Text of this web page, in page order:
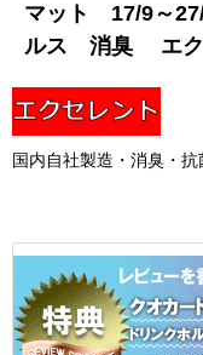
マット 17/9～
ルス 消臭 エク
国内自社製造・消臭・抗